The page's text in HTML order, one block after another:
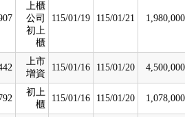
上櫃
公司
初上
櫃
115/01/19 115/01/21 1,980,000
上市
增資
115/01/16 115/01/20 4,500,000
初上
櫃
115/01/16 115/01/20 1,078,000